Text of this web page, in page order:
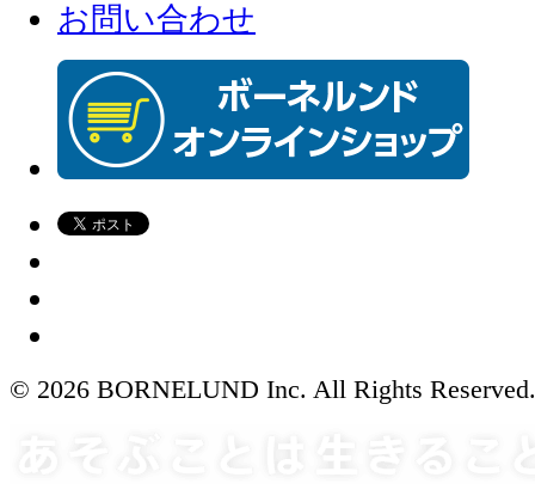
お問い合わせ
© 2026 BORNELUND Inc. All Rights Reserved.